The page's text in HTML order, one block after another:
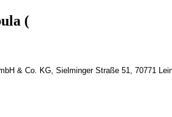
(
& Co. KG, Sielminger Straße 51, 70771